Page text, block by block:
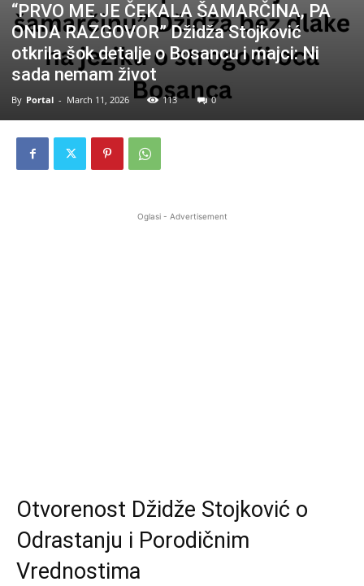
“PRVO ME JE ČEKALA ŠAMARČINA, PA
ONDA RAZGOVOR” Džidža Stojković
otkrila šok detalje o Bosancu i majci: Ni
sada nemam život
By Portal - March 11, 2026 113 0
Oglasi - Advertisement
Otvorenost Džidže Stojković o
Odrastanju i Porodičnim
Vrednostima